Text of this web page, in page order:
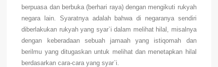
berpuasa dan berbuka (berhari raya) dengan mengikuti rukyah
negara lain. Syaratnya adalah bahwa di negaranya sendiri
diberlakukan rukyah yang syar`i dalam melihat hilal, misalnya
dengan keberadaan sebuah jamaah yang istiqomah dan
berilmu yang ditugaskan untuk melihat dan menetapkan hilal
berdasarkan cara-cara yang syar`i.